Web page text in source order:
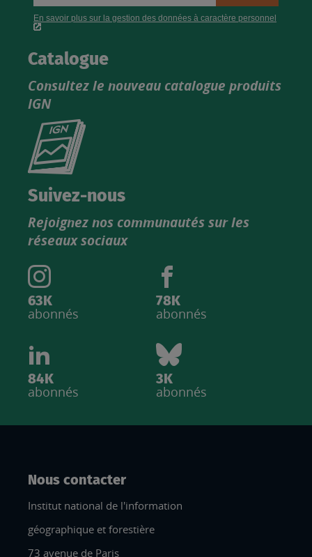
Catalogue
Consultez le nouveau catalogue produits
IGN
Consultez
catalogue
Suivez-nous
Rejoignez nos communautés sur les
réseaux sociaux
63K
abonnés
78K
abonnés
84K
abonnés
3K
abonnés
Nous contacter
Institut national de l'information
géographique et forestière
73 avenue de Paris